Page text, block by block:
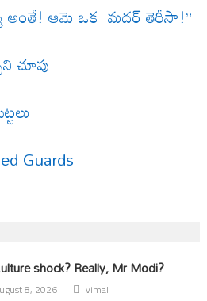
అంతే! ఆమె ఒక మదర్ తెరీసా!”
చూపు
Guards
shock? Really, Mr Modi?
8, 2026 vimal